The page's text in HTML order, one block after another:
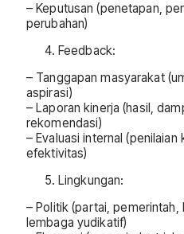
– Keputusan (penetapan,
perubahan)
Feedback:
– Tanggapan masyarakat
aspirasi)
– Laporan kinerja (hasil,
rekomendasi)
– Evaluasi internal (penilaian
efektivitas)
Lingkungan:
– Politik (partai, pemerintah,
lembaga yudikatif)